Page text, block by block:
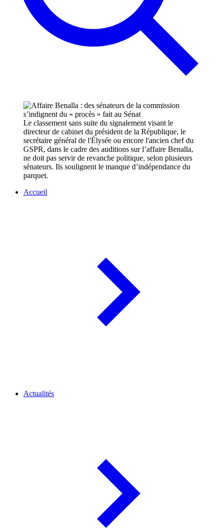
Le classement sans suite du signalement visant le
directeur de cabinet du président de la République, le
secrétaire général de l'Élysée ou encore l'ancien chef du
GSPR, dans le cadre des auditions sur l’affaire Benalla,
ne doit pas servir de revanche politique, selon plusieurs
sénateurs. Ils soulignent le manque d’indépendance du
parquet.
Accueil
Actualités